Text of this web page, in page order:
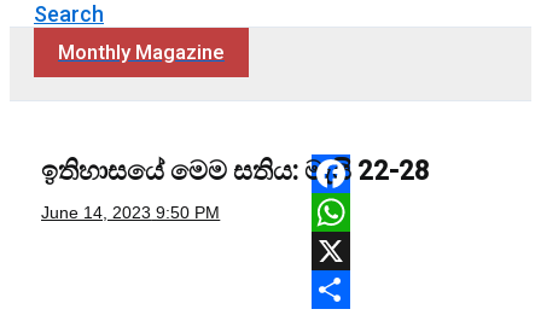
Search
Monthly Magazine
ඉතිහාසයේ මෙම සතිය: මැයි 22-28
June 14, 2023 9:50 PM
Facebook
WhatsApp
X